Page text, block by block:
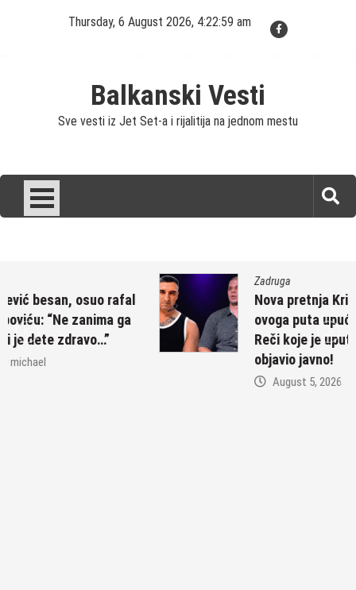
Thursday, 6 August 2026, 4:22:59 am
Balkanski Vesti
Sve vesti iz Jet Set-a i rijalitija na jednom mestu
Nova pretnja Kristijana Golubovića –
ovoga puta upućena bivšem zadrugaru:
Reči koje je uputio su jezive, Petrući sve
michael